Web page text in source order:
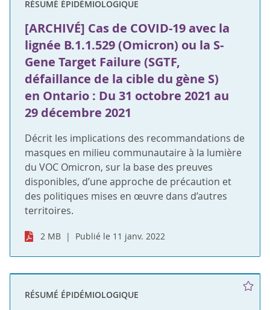
RÉSUMÉ ÉPIDÉMIOLOGIQUE
[ARCHIVÉ] Cas de COVID-19 avec la
lignée B.1.1.529 (Omicron) ou la S-
Gene Target Failure (SGTF,
défaillance de la cible du gène S)
en Ontario : Du 31 octobre 2021 au
29 décembre 2021
Décrit les implications des recommandations de
masques en milieu communautaire à la lumière
du VOC Omicron, sur la base des preuves
disponibles, d’une approche de précaution et
des politiques mises en œuvre dans d’autres
territoires.
2 MB Publié le 11 janv. 2022
RÉSUMÉ ÉPIDÉMIOLOGIQUE